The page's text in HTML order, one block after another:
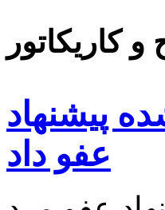
کاریکاتور
پیشنهاد
عفو داد